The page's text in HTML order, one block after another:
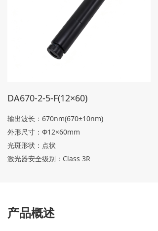
产品概述
DA670-2-5-F(12×60)
输出波长：670nm(670±10nm)
外形尺寸：Φ12×60mm
光斑形状：点状
激光器安全级别：Class 3R